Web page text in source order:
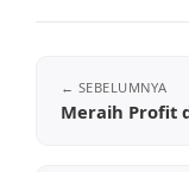
Meraih Profit